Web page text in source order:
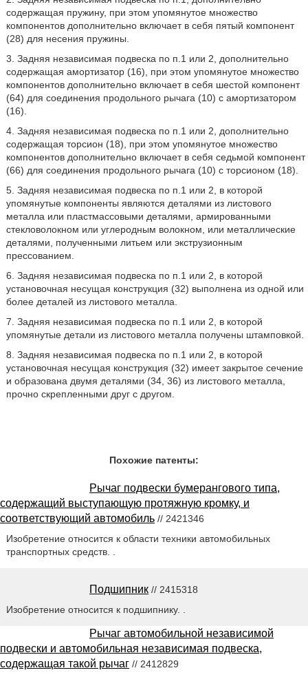
содержащая пружину, при этом упомянутое множество
компонентов дополнительно включает в себя пятый компонент
(28) для несения пружины.
3. Задняя независимая подвеска по п.1 или 2, дополнительно
содержащая амортизатор (16), при этом упомянутое множество
компонентов дополнительно включает в себя шестой компонент
(64) для соединения продольного рычага (10) с амортизатором
(16).
4. Задняя независимая подвеска по п.1 или 2, дополнительно
содержащая торсион (18), при этом упомянутое множество
компонентов дополнительно включает в себя седьмой компонент
(66) для соединения продольного рычага (10) с торсионом (18).
5. Задняя независимая подвеска по п.1 или 2, в которой
упомянутые компоненты являются деталями из листового
металла или пластмассовыми деталями, армированными
стекловолокном или углеродным волокном, или металлические
деталями, полученными литьем или экструзионным
прессованием.
6. Задняя независимая подвеска по п.1 или 2, в которой
установочная несущая конструкция (32) выполнена из одной или
более деталей из листового металла.
7. Задняя независимая подвеска по п.1 или 2, в которой
упомянутые детали из листового металла получены штамповкой.
8. Задняя независимая подвеска по п.1 или 2, в которой
установочная несущая конструкция (32) имеет закрытое сечение
и образована двумя деталями (34, 36) из листового металла,
прочно скрепленными друг с другом.
Похожие патенты:
Рычаг подвески бумерангового типа,
содержащий выступающую протяжную кромку, и
соответствующий автомобиль // 2421346
Изобретение относится к области техники автомобильных
транспортных средств. .
Подшипник // 2415318
Изобретение относится к подшипнику. .
Рычаг автомобильной независимой
подвески и автомобильная независимая подвеска,
содержащая такой рычаг // 2412829